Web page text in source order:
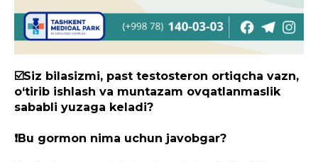
☑️Siz bilasizmi, past testosteron ortiqcha vazn,
o‘tirib ishlash va muntazam ovqatlanmaslik
sababli yuzaga keladi?
❗️Bu gormon nima uchun javobgar?